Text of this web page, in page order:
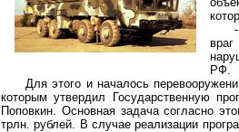
-
РФ.
Для этого и началось
которым утвердил Государственную
Поповкин. Основная задача согласно
трлн. рублей. В случае реализации